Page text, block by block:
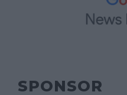
SPONSOR